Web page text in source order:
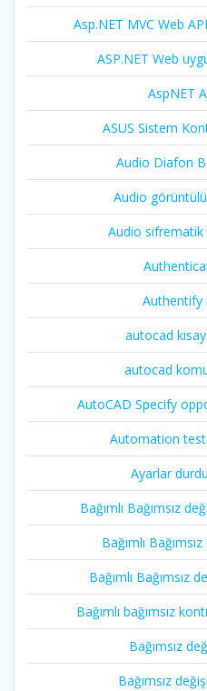
Asp.NET MVC Web
ASP.NET Web
AspNET
ASUS Sistem
Audio Diafon
Audio
Audio
Authentify
autocad
autocad
AutoCAD Specify
Automation
Ayarlar
Bağımlı Bağımsız
Bağımlı
Bağımlı Bağımsız
Bağımlı bağımsız
Bağımsız
Bağımsız